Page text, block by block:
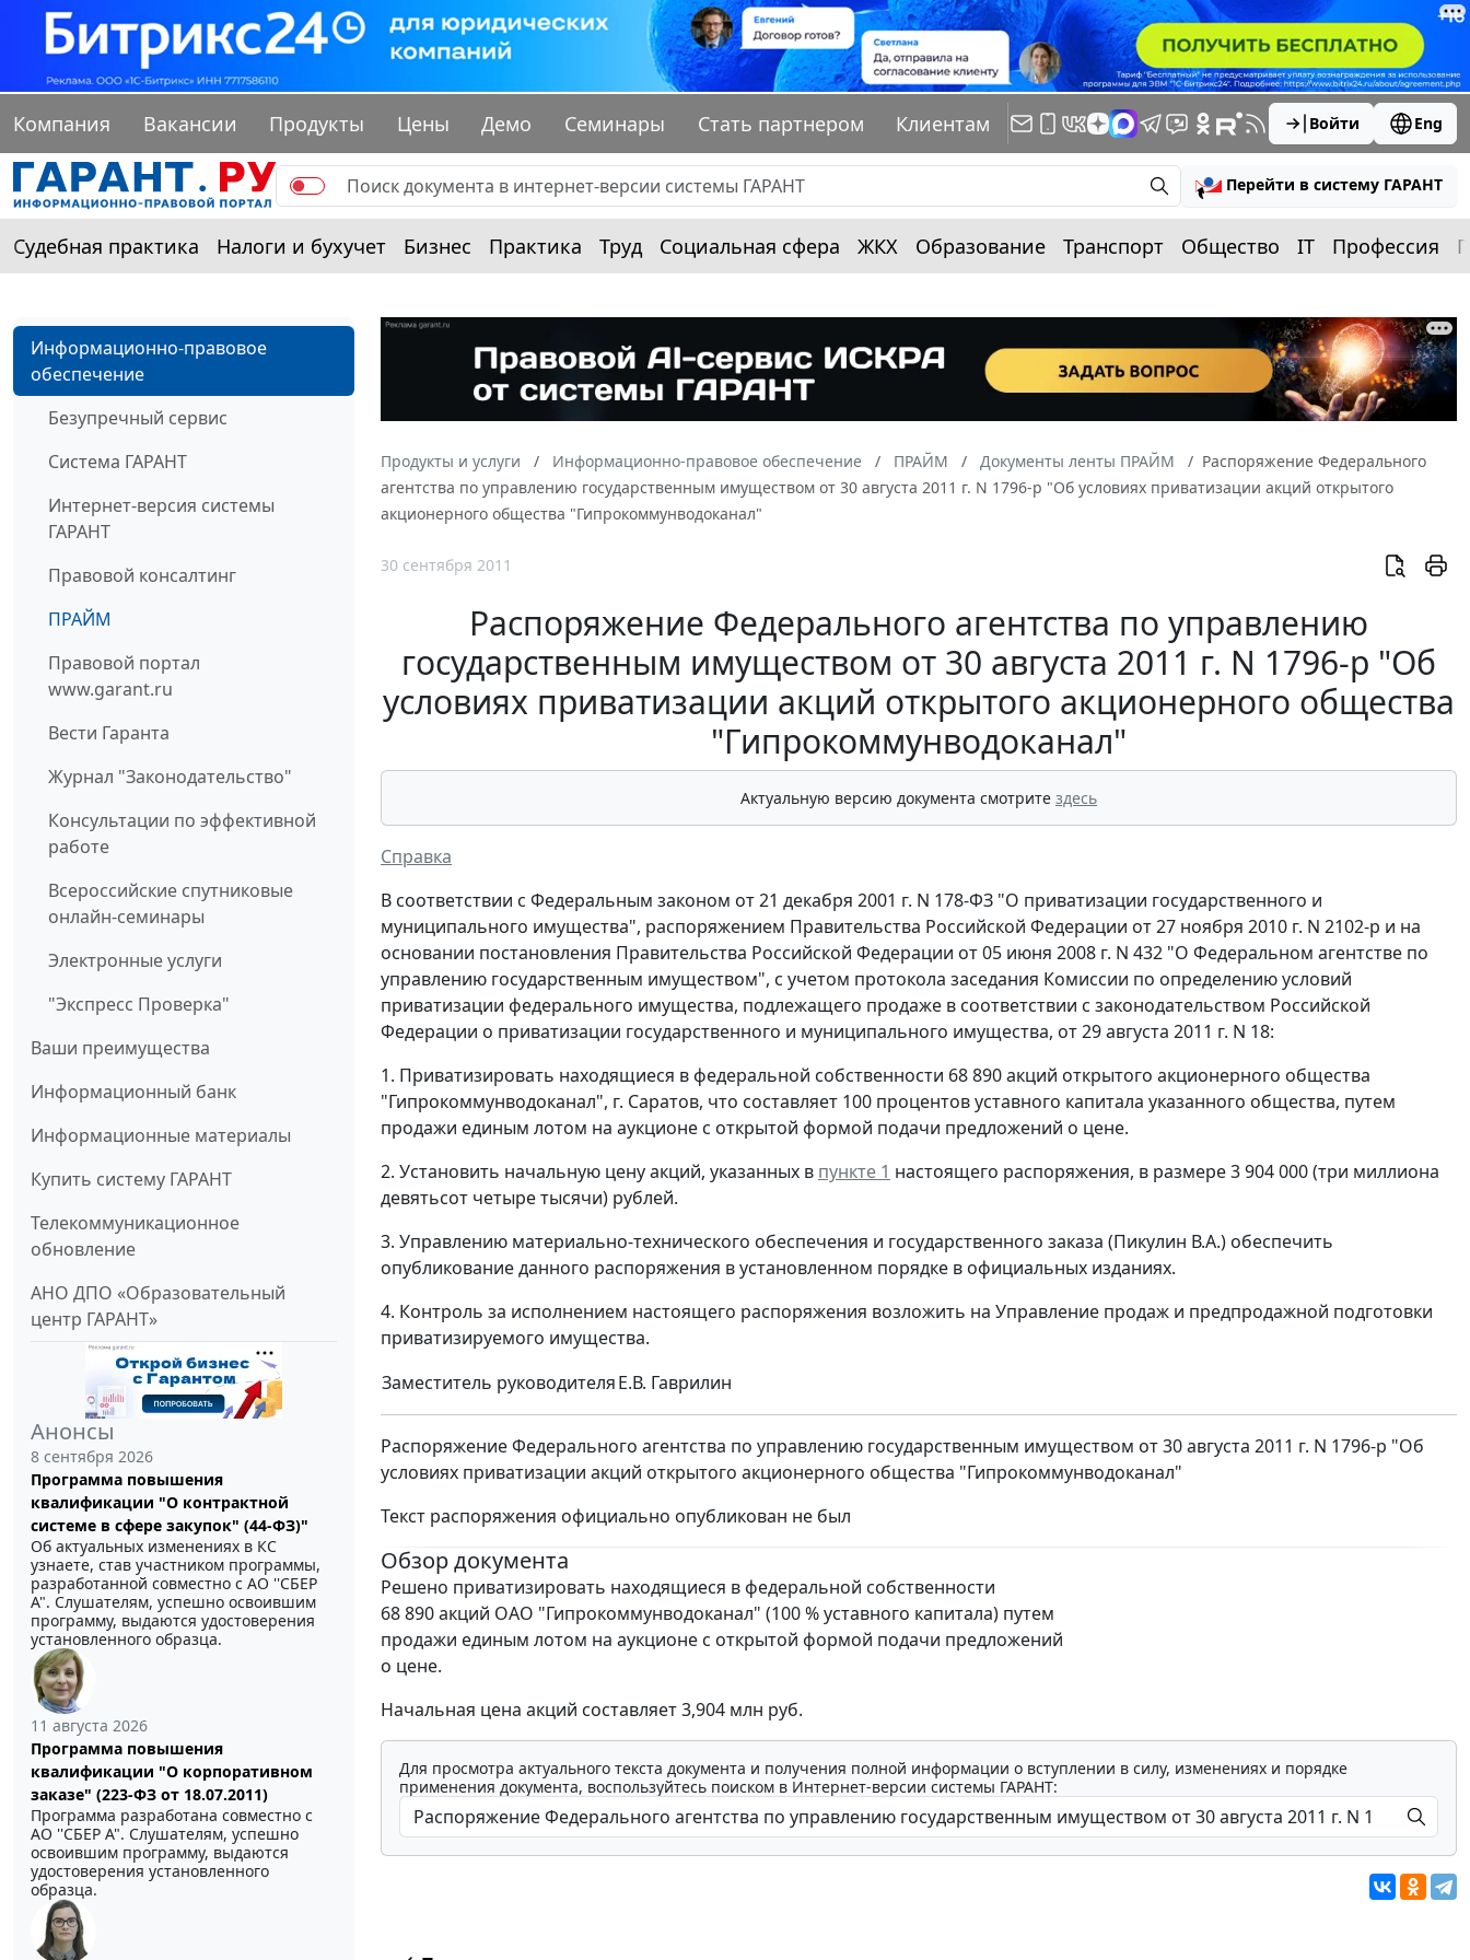
Компания Вакансии Продукты Цены Демо Семинары Стать партнером Клиентам Войти Eng
Перейти в систему ГАРАНТ
Судебная практика Налоги и бухучет Бизнес Практика Труд Социальная сфера ЖКХ Образование Транспорт Общество IT Профессия
Информационно-правовое
обеспечение
Безупречный сервис
Система ГАРАНТ
Интернет-версия системы
ГАРАНТ
Правовой консалтинг
ПРАЙМ
Правовой портал
www.garant.ru
Вести Гаранта
Журнал "Законодательство"
Консультации по эффективной
работе
Всероссийские спутниковые
онлайн-семинары
Электронные услуги
"Экспресс Проверка"
Ваши преимущества
Информационный банк
Информационные материалы
Купить систему ГАРАНТ
Телекоммуникационное
обновление
АНО ДПО «Образовательный
центр ГАРАНТ»
Анонсы
8 сентября 2026
Программа повышения
квалификации "О контрактной
системе в сфере закупок" (44-ФЗ)"
Об актуальных изменениях в КС
узнаете, став участником программы,
разработанной совместно с АО ''СБЕР
А". Слушателям, успешно освоившим
программу, выдаются удостоверения
установленного образца.
11 августа 2026
Программа повышения
квалификации "О корпоративном
заказе" (223-ФЗ от 18.07.2011)
Программа разработана совместно с
АО ''СБЕР А". Слушателям, успешно
освоившим программу, выдаются
удостоверения установленного
образца.
Продукты и услуги Информационно-правовое обеспечение ПРАЙМ Документы ленты ПРАЙМ
Распоряжение Федерального
агентства по управлению государственным имуществом от 30 августа 2011 г. N 1796-р "Об условиях приватизации акций открытого
акционерного общества "Гипрокоммунводоканал"
30 сентября 2011
Распоряжение Федерального агентства по управлению
государственным имуществом от 30 августа 2011 г. N 1796-р "Об
условиях приватизации акций открытого акционерного общества
"Гипрокоммунводоканал"
Актуальную версию документа смотрите здесь
Справка
В соответствии с Федеральным законом от 21 декабря 2001 г. N 178-ФЗ "О приватизации государственного и
муниципального имущества", распоряжением Правительства Российской Федерации от 27 ноября 2010 г. N 2102-р и на
основании постановления Правительства Российской Федерации от 05 июня 2008 г. N 432 "О Федеральном агентстве по
управлению государственным имуществом", с учетом протокола заседания Комиссии по определению условий
приватизации федерального имущества, подлежащего продаже в соответствии с законодательством Российской
Федерации о приватизации государственного и муниципального имущества, от 29 августа 2011 г. N 18:
1. Приватизировать находящиеся в федеральной собственности 68 890 акций открытого акционерного общества
"Гипрокоммунводоканал", г. Саратов, что составляет 100 процентов уставного капитала указанного общества, путем
продажи единым лотом на аукционе с открытой формой подачи предложений о цене.
2. Установить начальную цену акций, указанных в пункте 1 настоящего распоряжения, в размере 3 904 000 (три миллиона
девятьсот четыре тысячи) рублей.
3. Управлению материально-технического обеспечения и государственного заказа (Пикулин В.А.) обеспечить
опубликование данного распоряжения в установленном порядке в официальных изданиях.
4. Контроль за исполнением настоящего распоряжения возложить на Управление продаж и предпродажной подготовки
приватизируемого имущества.
Заместитель руководителяЕ.В. Гаврилин
Распоряжение Федерального агентства по управлению государственным имуществом от 30 августа 2011 г. N 1796-р "Об
условиях приватизации акций открытого акционерного общества "Гипрокоммунводоканал"
Текст распоряжения официально опубликован не был
Обзор документа
Решено приватизировать находящиеся в федеральной собственности
68 890 акций ОАО "Гипрокоммунводоканал" (100 % уставного капитала) путем
продажи единым лотом на аукционе с открытой формой подачи предложений
о цене.
Начальная цена акций составляет 3,904 млн руб.
Для просмотра актуального текста документа и получения полной информации о вступлении в силу, изменениях и порядке
применения документа, воспользуйтесь поиском в Интернет-версии системы ГАРАНТ: